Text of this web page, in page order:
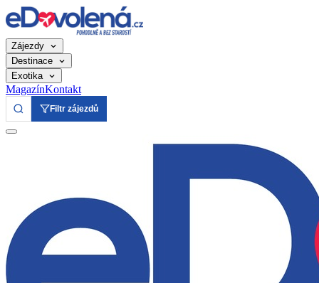
Zájezdy
Destinace
Exotika
MagazínKontakt
Filtr zájezdů